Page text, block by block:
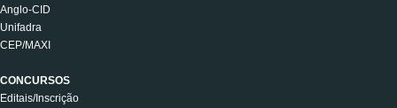
Anglo-CID
Unifadra
CEP/MAXI
CONCURSOS
Editais/Inscrição